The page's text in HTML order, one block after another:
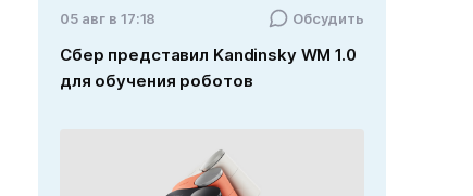
05 авг в 17:18 Обсудить
Сбер представил Kandinsky WM 1.0
для обучения роботов